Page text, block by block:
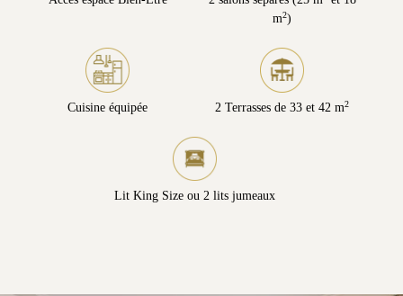
m2)
Cuisine équipée 2 Terrasses de 33 et 42 m2
Lit King Size ou 2 lits jumeaux